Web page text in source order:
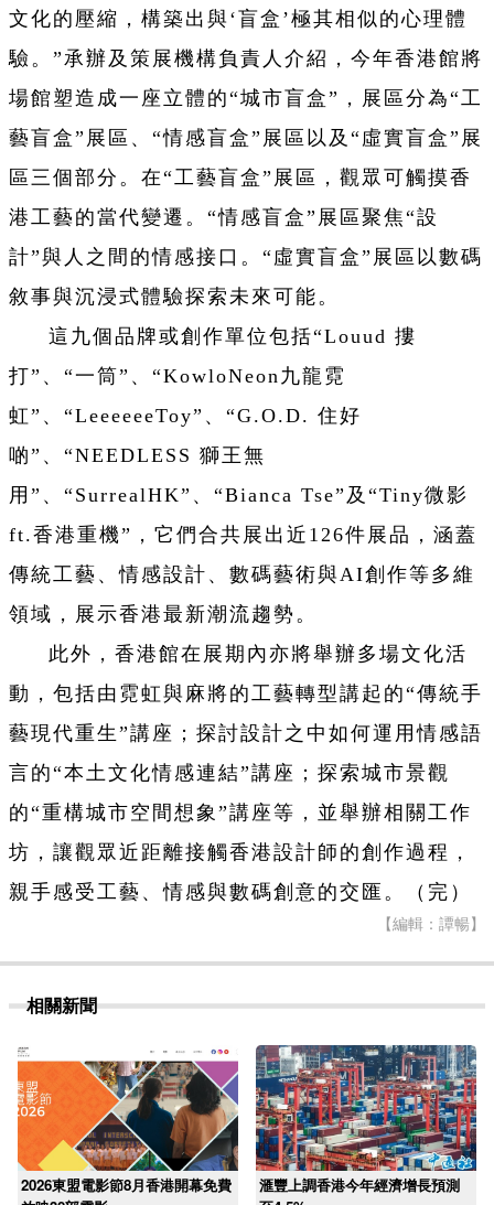
文化的壓縮，構築出與‘盲盒’極其相似的心理體
驗。”承辦及策展機構負責人介紹，今年香港館將
場館塑造成一座立體的“城市盲盒”，展區分為“工
藝盲盒”展區、“情感盲盒”展區以及“虛實盲盒”展
區三個部分。在“工藝盲盒”展區，觀眾可觸摸香
港工藝的當代變遷。“情感盲盒”展區聚焦“設
計”與人之間的情感接口。“虛實盲盒”展區以數碼
敘事與沉浸式體驗探索未來可能。
這九個品牌或創作單位包括“Louud 摟
打”、“一筒”、“KowloNeon九龍霓
虹”、“LeeeeeeToy”、“G.O.D. 住好
啲”、“NEEDLESS 獅王無
用”、“SurrealHK”、“Bianca Tse”及“Tiny微影
ft.香港重機”，它們合共展出近126件展品，涵蓋
傳統工藝、情感設計、數碼藝術與AI創作等多維
領域，展示香港最新潮流趨勢。
此外，香港館在展期內亦將舉辦多場文化活
動，包括由霓虹與麻將的工藝轉型講起的“傳統手
藝現代重生”講座；探討設計之中如何運用情感語
言的“本土文化情感連結”講座；探索城市景觀
的“重構城市空間想象”講座等，並舉辦相關工作
坊，讓觀眾近距離接觸香港設計師的創作過程，
親手感受工藝、情感與數碼創意的交匯。
（完）
【編輯：譚暢】
相關新聞
2026東盟電影節8月香港開幕免費
滙豐上調香港今年經濟增長預測